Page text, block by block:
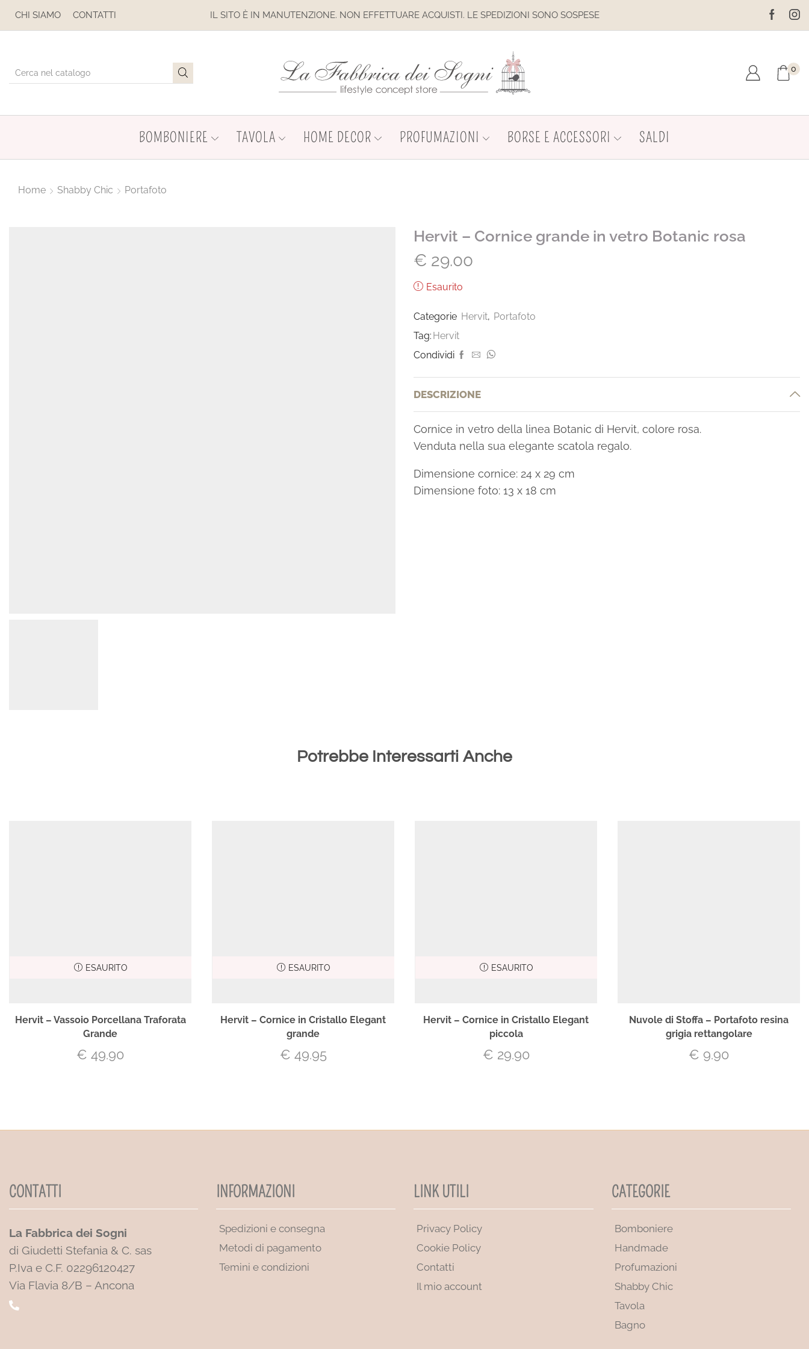
CHI SIAMO CONTATTI IL SITO È IN MANUTENZIONE. NON EFFETTUARE ACQUISTI. LE SPEDIZIONI SONO SOSPESE IL SITO È IN MANUTENZIONE.
0
BOMBONIERE TAVOLA HOME DECOR PROFUMAZIONI BORSE E ACCESSORI SALDI
Home Shabby Chic Portafoto
Hervit – Cornice grande in vetro Botanic rosa
€ 29.00
Esaurito
Categorie Hervit, Portafoto
Tag: Hervit
Condividi
DESCRIZIONE
Cornice in vetro della linea Botanic di Hervit, colore rosa.
Venduta nella sua elegante scatola regalo.
Dimensione cornice: 24 x 29 cm
Dimensione foto: 13 x 18 cm
Potrebbe Interessarti Anche
ESAURITO
Hervit – Vassoio Porcellana Traforata
Grande
€ 49.90
ESAURITO
Hervit – Cornice in Cristallo Elegant
grande
€ 49.95
ESAURITO
Hervit – Cornice in Cristallo Elegant
piccola
€ 29.90
Nuvole di Stoffa – Portafoto resina
grigia rettangolare
€ 9.90
CONTATTI
La Fabbrica dei Sogni
di Giudetti Stefania & C. sas
P.Iva e C.F. 02296120427
Via Flavia 8/B – Ancona
INFORMAZIONI
Spedizioni e consegna
Metodi di pagamento
Temini e condizioni
LINK UTILI
Privacy Policy
Cookie Policy
Contatti
Il mio account
CATEGORIE
Bomboniere
Handmade
Profumazioni
Shabby Chic
Tavola
Bagno